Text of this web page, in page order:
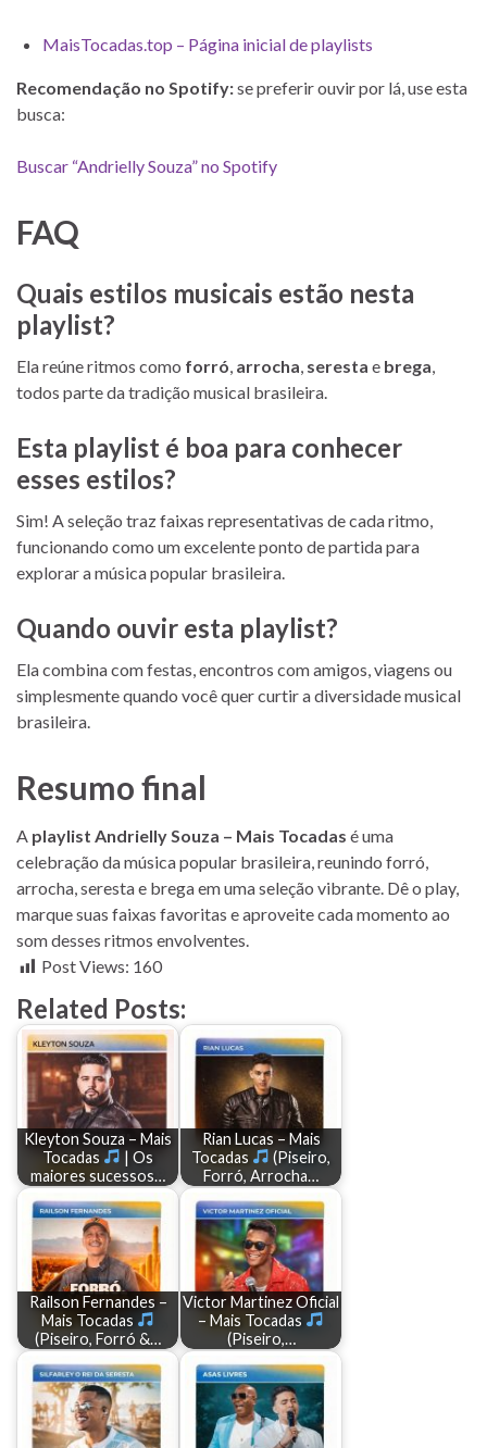
MaisTocadas.top – Página inicial de playlists
Recomendação no Spotify:se preferir ouvir por lá, use esta
busca:
Buscar “Andrielly Souza” no Spotify
FAQ
Quais estilos musicais estão nesta
playlist?
Ela reúne ritmos como forró arrocha seresta e brega
todos parte da tradição musical brasileira.
Esta playlist é boa para conhecer
esses estilos?
Sim! A seleção traz faixas representativas de cada ritmo,
funcionando como um excelente ponto de partida para
explorar a música popular brasileira.
Quando ouvir esta playlist?
Ela combina com festas, encontros com amigos, viagens ou
simplesmente quando você quer curtir a diversidade musical
brasileira.
Resumo final
A playlist Andrielly Souza – Mais Tocadas é uma
celebração da música popular brasileira, reunindo forró,
arrocha, seresta e brega em uma seleção vibrante. Dê o play,
marque suas faixas favoritas e aproveite cada momento ao
som desses ritmos envolventes.
Post Views: 160
Related Posts:
Kleyton Souza – Mais
Tocadas
| Os
maiores sucessos…
Rian Lucas – Mais
Tocadas
(Piseiro,
Forró, Arrocha…
Railson Fernandes –
Mais Tocadas
(Piseiro, Forró &…
Victor Martinez Oficial
– Mais Tocadas
(Piseiro,…